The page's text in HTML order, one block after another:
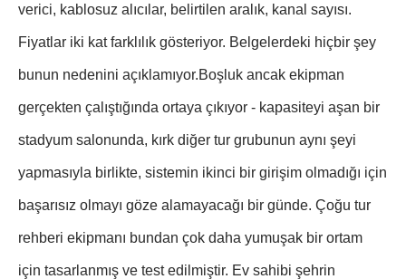
verici, kablosuz alıcılar, belirtilen aralık, kanal sayısı.
Fiyatlar iki kat farklılık gösteriyor. Belgelerdeki hiçbir şey
bunun nedenini açıklamıyor.Boşluk ancak ekipman
gerçekten çalıştığında ortaya çıkıyor - kapasiteyi aşan bir
stadyum salonunda, kırk diğer tur grubunun aynı şeyi
yapmasıyla birlikte, sistemin ikinci bir girişim olmadığı için
başarısız olmayı göze alamayacağı bir günde. Çoğu tur
rehberi ekipmanı bundan çok daha yumuşak bir ortam
için tasarlanmış ve test edilmiştir. Ev sahibi şehrin